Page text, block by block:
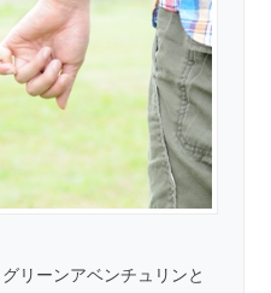
リーンアベンチュリンと